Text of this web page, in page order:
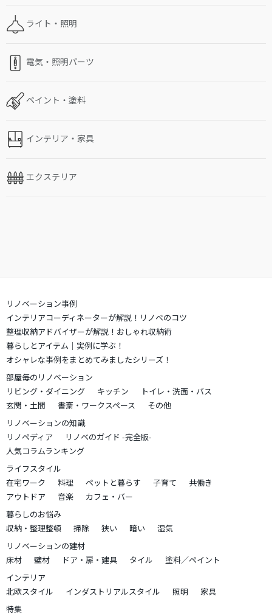
ライト・照明
電気・照明パーツ
ペイント・塗料
インテリア・家具
エクステリア
リノベーション事例
インテリアコーディネーターが解説！リノベのコツ
整理収納アドバイザーが解説！おしゃれ収納術
暮らしとアイテム｜実例に学ぶ！
オシャレな事例をまとめてみましたシリーズ！
部屋毎のリノベーション
リビング・ダイニング
キッチン
トイレ・洗面・バス
玄関・土間
書斎・ワークスペース
その他
リノベーションの知識
リノペディア
リノベのガイド -完全版-
人気コラムランキング
ライフスタイル
在宅ワーク
料理 ペットと暮らす 子育て
共働き
アウトドア
音楽
カフェ・バー
暮らしのお悩み
収納・整理整頓
掃除 狭い 暗い
湿気
リノベーションの建材
床材
壁材 ドア・扉・建具 タイル
塗料／ペイント
インテリア
北欧スタイル
インダストリアルスタイル 照明
家具
特集